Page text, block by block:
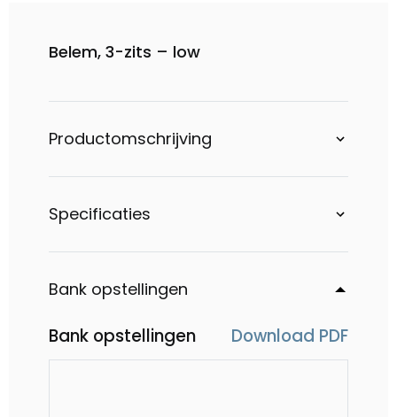
Belem, 3-zits – low
Productomschrijving
Specificaties
Bank opstellingen
Bank opstellingen Download PDF